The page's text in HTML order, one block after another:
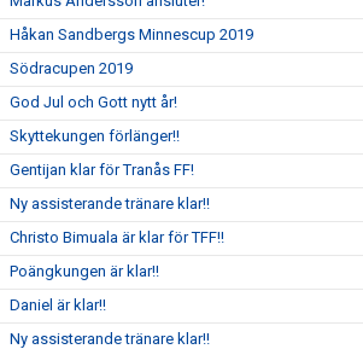
Håkan Sandbergs Minnescup 2019
Södracupen 2019
God Jul och Gott nytt år!
Skyttekungen förlänger!!
Gentijan klar för Tranås FF!
Ny assisterande tränare klar!!
Christo Bimuala är klar för TFF!!
Poängkungen är klar!!
Daniel är klar!!
Ny assisterande tränare klar!!